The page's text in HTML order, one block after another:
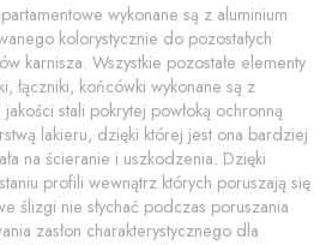
wykonane są z aluminium
kolorystycznie do pozostałych
karnisza. Wszystkie pozostałe elementy
łączniki, końcówki wykonane są z
stali pokrytej powłoką ochronną
lakieru, dzięki której jest ona bardziej
na ścieranie i uszkodzenia. Dzięki
profili wewnątrz których poruszają się
ślizgi nie słychać podczas poruszania
zasłon charakterystycznego dla